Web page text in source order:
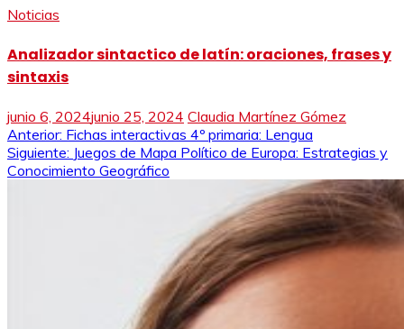
Noticias
Analizador sintactico de latín: oraciones, frases y
sintaxis
junio 6, 2024junio 25, 2024 Claudia Martínez Gómez
Navegación
de
Anterior: Fichas interactivas 4º primaria: Lengua
Siguiente: Juegos de Mapa Político de Europa: Estrategias y
Conocimiento Geográfico